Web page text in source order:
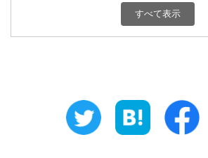
600円
600円 三重県
すべて表示